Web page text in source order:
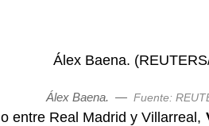
Álex Baena. — Fuente:
entre Real Madrid y Villarreal,